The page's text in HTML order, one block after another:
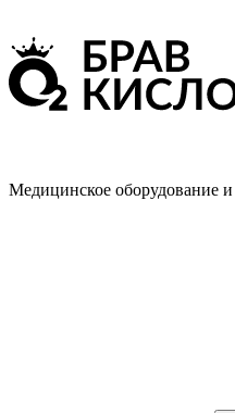
Медицинское оборудование